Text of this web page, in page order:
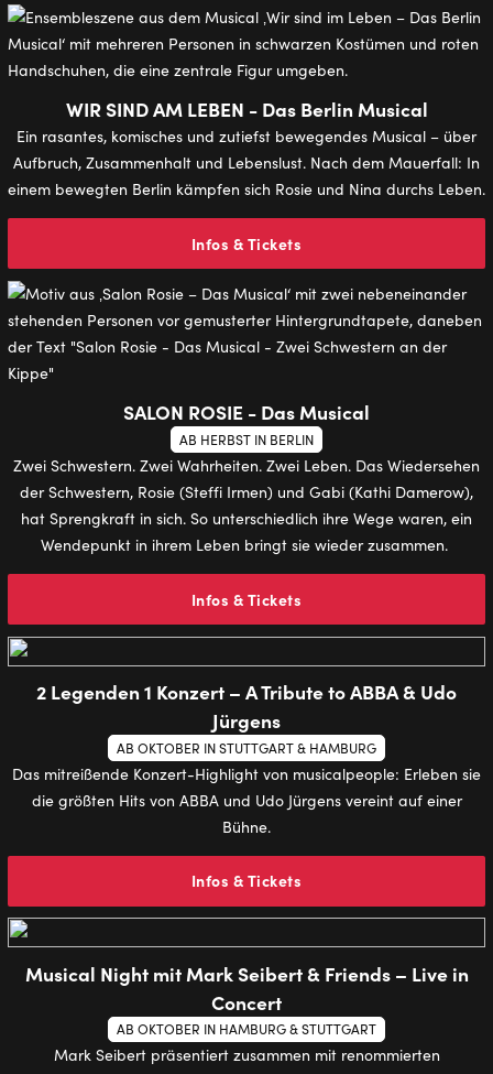
WIR SIND AM LEBEN - Das Berlin Musical
Ein rasantes, komisches und zutiefst bewegendes Musical – über
Aufbruch, Zusammenhalt und Lebenslust. Nach dem Mauerfall: In
einem bewegten Berlin kämpfen sich Rosie und Nina durchs Leben.
Infos & Tickets
SALON ROSIE - Das Musical
AB HERBST IN BERLIN
Zwei Schwestern. Zwei Wahrheiten. Zwei Leben. Das Wiedersehen
der Schwestern, Rosie (Steffi Irmen) und Gabi (Kathi Damerow),
hat Sprengkraft in sich. So unterschiedlich ihre Wege waren, ein
Wendepunkt in ihrem Leben bringt sie wieder zusammen.
Infos & Tickets
2 Legenden 1 Konzert – A Tribute to ABBA & Udo
Jürgens
AB OKTOBER IN STUTTGART & HAMBURG
Das mitreißende Konzert-Highlight von musicalpeople: Erleben sie
die größten Hits von ABBA und Udo Jürgens vereint auf einer
Bühne.
Infos & Tickets
Musical Night mit Mark Seibert & Friends – Live in
Concert
AB OKTOBER IN HAMBURG & STUTTGART
Mark Seibert präsentiert zusammen mit renommierten